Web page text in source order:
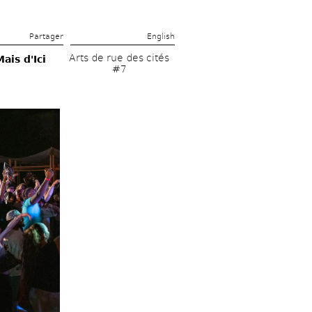
Partager English
d'Ici
Arts de rue des cités
#7